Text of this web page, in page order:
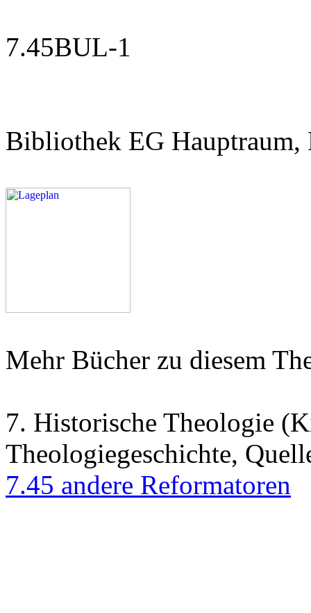
7.45BUL-1
Bibliothek EG Hauptraum,
Mehr Bücher zu diesem
7. Historische Theologie
Theologiegeschichte,
7.45 andere Reformatoren